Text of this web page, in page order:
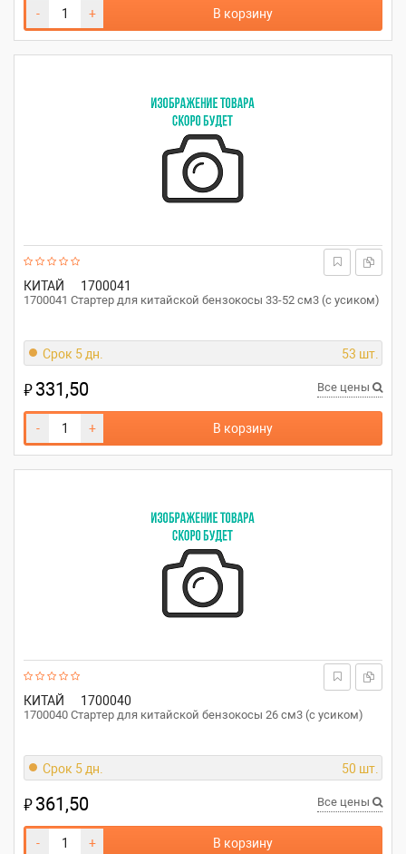
- + В корзину
КИТАЙ 1700041
1700041 Стартер для китайской бензокосы 33-52 см3 (с усиком)
Срок 5 дн. 53 шт.
₽331,50 Все цены
- + В корзину
КИТАЙ 1700040
1700040 Стартер для китайской бензокосы 26 см3 (с усиком)
Срок 5 дн. 50 шт.
₽361,50 Все цены
- + В корзину